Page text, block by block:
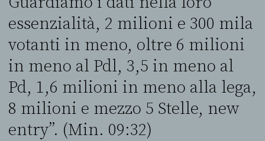
essenzialità, 2 milioni e 300 mila
votanti in meno, oltre 6 milioni
in meno al Pdl, 3,5 in meno al
Pd, 1,6 milioni in meno alla lega,
8 milioni e mezzo 5 Stelle, new
entry”. (Min. 09:32)